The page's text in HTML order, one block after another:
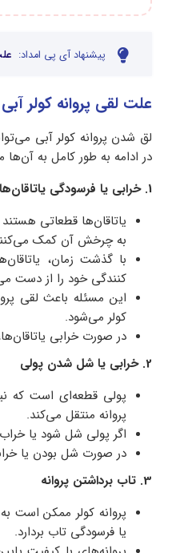
پیشنهاد آی پی امداد:
علت لقی پروانه کولر
لق شدن پروانه کولر آبی
در ادامه به طور کامل به آن‌ها
1. خرابی یا فرسودگی یاتاقان‌ها
یاتاقان‌ها قطعاتی
به چرخش آن کمک
با گذشت زمان،
کنندگی خود را از دست
این مسئله باعث لقی
کولر می‌شود.
در صورت خرابی
2. خرابی یا شل شدن پولی
پولی قطعه‌ای است که
پروانه منتقل می‌کند.
اگر پولی شل شود یا
در صورت شل بودن یا
3. تاب برداشتن پروانه
پروانه کولر ممکن است
یا فرسودگی تاب بردارد.